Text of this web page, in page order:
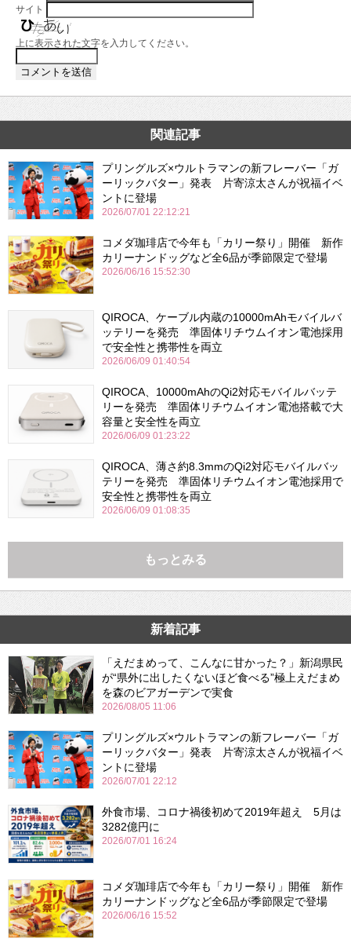
サイト
上に表示された文字を入力してください。
関連記事
プリングルズ×ウルトラマンの新フレーバー「ガ
ーリックバター」発表 片寄涼太さんが祝福イベ
ントに登場
2026/07/01 22:12:21
コメダ珈琲店で今年も「カリー祭り」開催 新作
カリーナンドッグなど全6品が季節限定で登場
2026/06/16 15:52:30
QIROCA、ケーブル内蔵の10000mAhモバイルバ
ッテリーを発売 準固体リチウムイオン電池採用
で安全性と携帯性を両立
2026/06/09 01:40:54
QIROCA、10000mAhのQi2対応モバイルバッテ
リーを発売 準固体リチウムイオン電池搭載で大
容量と安全性を両立
2026/06/09 01:23:22
QIROCA、薄さ約8.3mmのQi2対応モバイルバッ
テリーを発売 準固体リチウムイオン電池採用で
安全性と携帯性を両立
2026/06/09 01:08:35
もっとみる
新着記事
「えだまめって、こんなに甘かった？」新潟県民
が“県外に出したくないほど食べる”極上えだまめ
を森のビアガーデンで実食
2026/08/05 11:06
プリングルズ×ウルトラマンの新フレーバー「ガ
ーリックバター」発表 片寄涼太さんが祝福イベ
ントに登場
2026/07/01 22:12
外食市場、コロナ禍後初めて2019年超え 5月は
3282億円に
2026/07/01 16:24
コメダ珈琲店で今年も「カリー祭り」開催 新作
カリーナンドッグなど全6品が季節限定で登場
2026/06/16 15:52